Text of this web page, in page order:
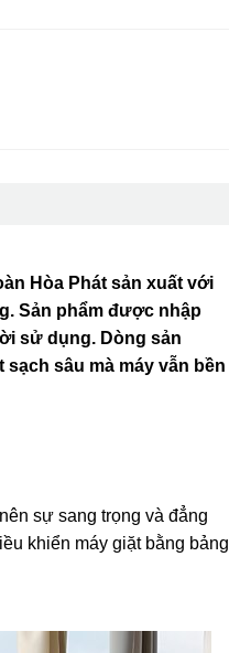
Hòa Phát sản xuất với
Sản phẩm được nhập
sử dụng. Dòng sản
sâu mà máy vẫn bền
sự sang trọng và đẳng
khiển máy giặt bằng bảng